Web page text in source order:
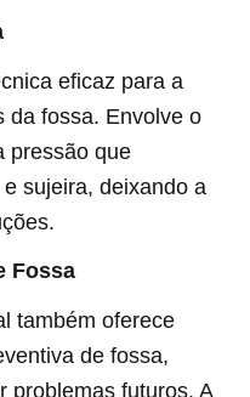
eficaz para a
da fossa. Envolve o
pressão que
sujeira, deixando a
Fossa
também oferece
de fossa,
problemas futuros. A